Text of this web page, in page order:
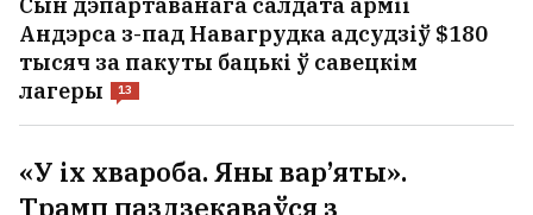
Сын дэпартаванага салдата арміі
Андэрса з-пад Навагрудка адсудзіў $180
тысяч за пакуты бацькі ў савецкім
лагеры
13
«У іх хвароба. Яны вар’яты».